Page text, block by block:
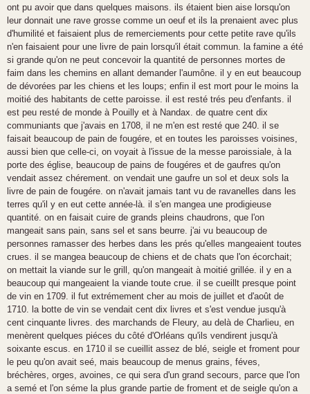
ont pu avoir que dans quelques maisons. ils étaient bien aise lorsqu'on
leur donnait une rave grosse comme un oeuf et ils la prenaient avec plus
d'humilité et faisaient plus de remerciements pour cette petite rave qu'ils
n'en faisaient pour une livre de pain lorsqu'il était commun. la famine a été
si grande qu'on ne peut concevoir la quantité de personnes mortes de
faim dans les chemins en allant demander l'aumône. il y en eut beaucoup
de dévorées par les chiens et les loups; enfin il est mort pour le moins la
moitié des habitants de cette paroisse. il est resté trés peu d'enfants. il
est peu resté de monde à Pouilly et à Nandax. de quatre cent dix
communiants que j'avais en 1708, il ne m'en est resté que 240. il se
faisait beaucoup de pain de fougére, et en toutes les paroisses voisines,
aussi bien que celle-ci, on voyait à l'issue de la messe paroissiale, à la
porte des église, beaucoup de pains de fougéres et de gaufres qu'on
vendait assez chérement. on vendait une gaufre un sol et deux sols la
livre de pain de fougére. on n'avait jamais tant vu de ravanelles dans les
terres qu'il y en eut cette année-là. il s'en mangea une prodigieuse
quantité. on en faisait cuire de grands pleins chaudrons, que l'on
mangeait sans pain, sans sel et sans beurre. j'ai vu beaucoup de
personnes ramasser des herbes dans les prés qu'elles mangeaient toutes
crues. il se mangea beaucoup de chiens et de chats que l'on écorchait;
on mettait la viande sur le grill, qu'on mangeait à moitié grillée. il y en a
beaucoup qui mangeaient la viande toute crue. il se cueillt presque point
de vin en 1709. il fut extrémement cher au mois de juillet et d'août de
1710. la botte de vin se vendait cent dix livres et s'est vendue jusqu'à
cent cinquante livres. des marchands de Fleury, au delà de Charlieu, en
menèrent quelques piéces du côté d'Orléans qu'ils vendirent jusqu'à
soixante escus. en 1710 il se cueillit assez de blé, seigle et froment pour
le peu qu'on avait seé, mais beaucoup de menus grains, féves,
bréchères, orges, avoines, ce qui sera d'un grand secours, parce que l'on
a semé et l'on séme la plus grande partie de froment et de seigle qu'on a